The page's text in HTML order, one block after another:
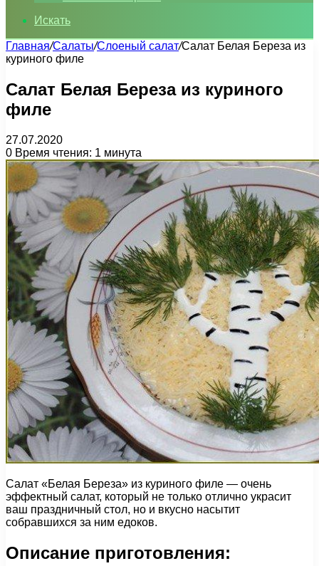
Искать
Главная/Салаты/Слоеный салат/Салат Белая Береза из
куриного филе
Салат Белая Береза из куриного
филе
27.07.2020
0 Время чтения: 1 минута
Салат «Белая Береза» из куриного филе — очень
эффектный салат, который не только отлично украсит
ваш праздничный стол, но и вкусно насытит
собравшихся за ним едоков.
Описание приготовления: